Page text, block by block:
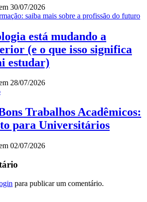
30/07/2026
está mudando a
(e o que isso significa
estudar)
28/07/2026
Trabalhos Acadêmicos:
para Universitários
02/07/2026
para publicar um comentário.